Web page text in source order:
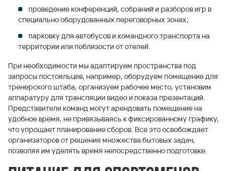
проведение конференций, собраний и разборов игр в
специально оборудованных переговорных зонах;
парковку для автобусов и командного транспорта на
территории или поблизости от отелей.
При необходимости мы адаптируем пространства под
запросы постояльцев, например, оборудуем помещение для
тренерского штаба, организуем рабочее место, установим
аппаратуру для трансляции видео и показа презентаций.
Представители команд могут арендовать помещение на
удобное время, не привязываясь к фиксированному графику,
что упрощает планирование сборов. Все это освобождает
организаторов от решения множества бытовых задач,
позволяя им уделять время непосредственно подготовке.